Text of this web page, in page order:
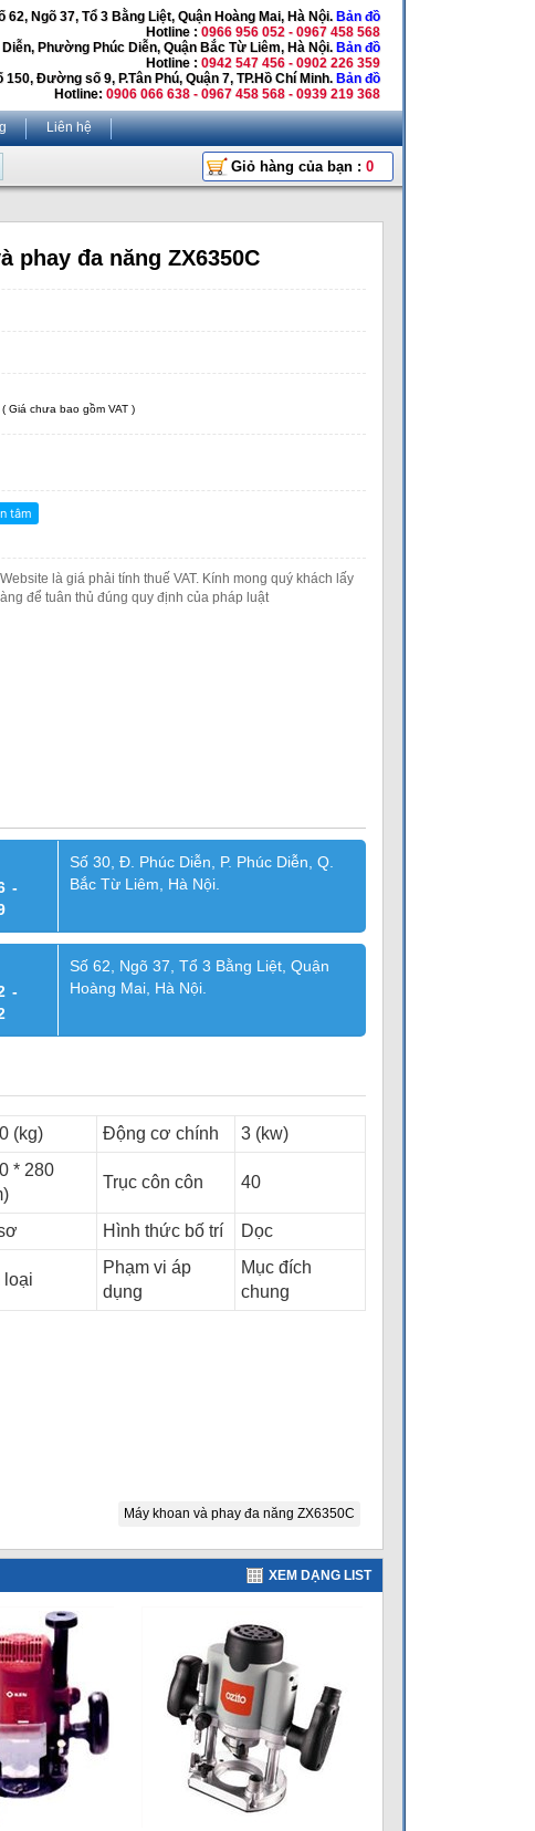
62, Ngõ 37, Tổ 3 Bằng Liệt, Quận Hoàng Mai, Hà Nội. Bản đồ
Hotline : 0966 956 052 - 0967 458 568
Phường Phúc Diễn, Quận Bắc Từ Liêm, Hà Nội. Bản đồ
Hotline : 0942 547 456 - 0902 226 359
150, Đường số 9, P.Tân Phú, Quận 7, TP.Hồ Chí Minh. Bản đồ
Hotline: 0906 066 638 - 0967 458 568 - 0939 219 368
Liên hệ
Giỏ hàng của bạn : 0
phay đa năng ZX6350C
( Giá chưa bao gồm VAT )
là giá phải tính thuế VAT. Kính mong quý khách lấy
để tuân thủ đúng quy định của pháp luật
-
Số 30, Đ. Phúc Diễn, P. Phúc Diễn, Q.
Bắc Từ Liêm, Hà Nội.
-
Số 62, Ngõ 37, Tổ 3 Bằng Liệt, Quận
Hoàng Mai, Hà Nội.
(kg) Động cơ chính
3 (kw)
* 280
Trục côn côn 40
Hình thức bố trí Dọc
loại
Phạm vi áp
dụng
Mục đích
chung
Máy khoan và phay đa năng ZX6350C
XEM DẠNG LIST